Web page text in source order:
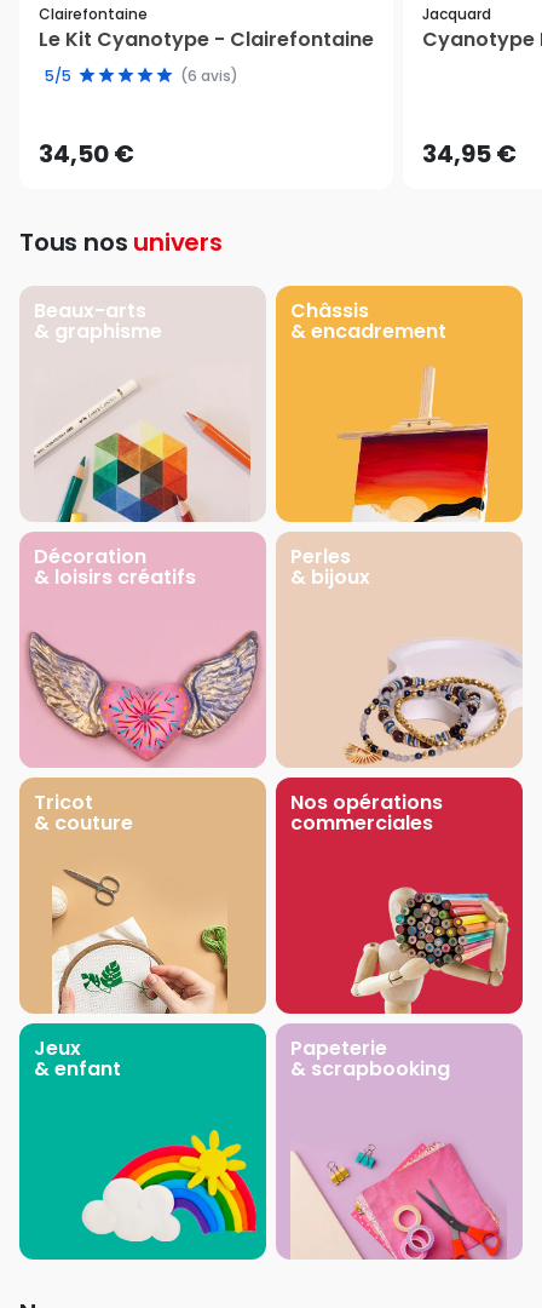
Clairefontaine
Le Kit Cyanotype - Clairefontaine
5/5 (6 avis)
34,50 €
Jacquard
Cyanotype
34,95 €
Tous nos univers
Beaux-arts
& graphisme
Châssis
& encadrement
Décoration
& loisirs créatifs
Perles
& bijoux
Tricot
& couture
Nos opérations
commerciales
Jeux
& enfant
Papeterie
& scrapbooking